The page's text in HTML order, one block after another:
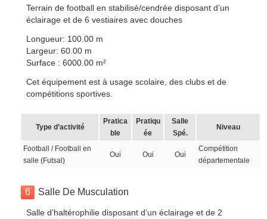
Terrain de football en stabilisé/cendrée disposant d’un
éclairage et de 6 vestiaires avec douches
Longueur: 100.00 m
Largeur: 60.00 m
Surface : 6000.00 m²
Cet équipement est à usage scolaire, des clubs et de
compétitions sportives.
Type d’activité
Pratica
ble
Pratiqu
ée
Salle
Spé.
Niveau
Football / Football en
salle (Futsal)
Oui Oui Oui
Compétition
départementale
6 Salle De Musculation
Salle d’haltérophilie disposant d’un éclairage et de 2